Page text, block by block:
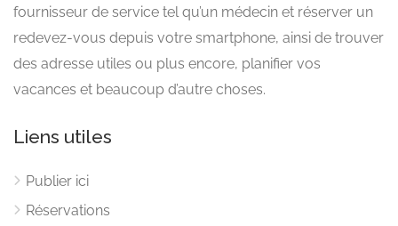
fournisseur de service tel qu’un médecin et réserver un
redevez-vous depuis votre smartphone, ainsi de trouver
des adresse utiles ou plus encore, planifier vos
vacances et beaucoup d’autre choses.
Liens utiles
Publier ici
Réservations